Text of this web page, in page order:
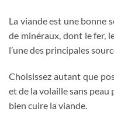
La viande est une bonne
de minéraux, dont le fer,
l’une des principales
Choisissez autant que
et de la volaille sans
bien cuire la viande.